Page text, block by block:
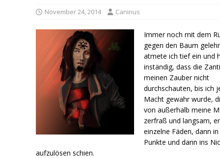
November 24, 2014 Caninus
Immer noch mit dem
gegen den Baum
atmete ich tief ein und
inständig, dass die
meinen Zauber nicht
durchschauten, bis ich
Macht gewahr wurde,
von außerhalb meine
zerfraß und langsam,
einzelne Fäden, dann in
Punkte und dann ins
aufzulösen schien.